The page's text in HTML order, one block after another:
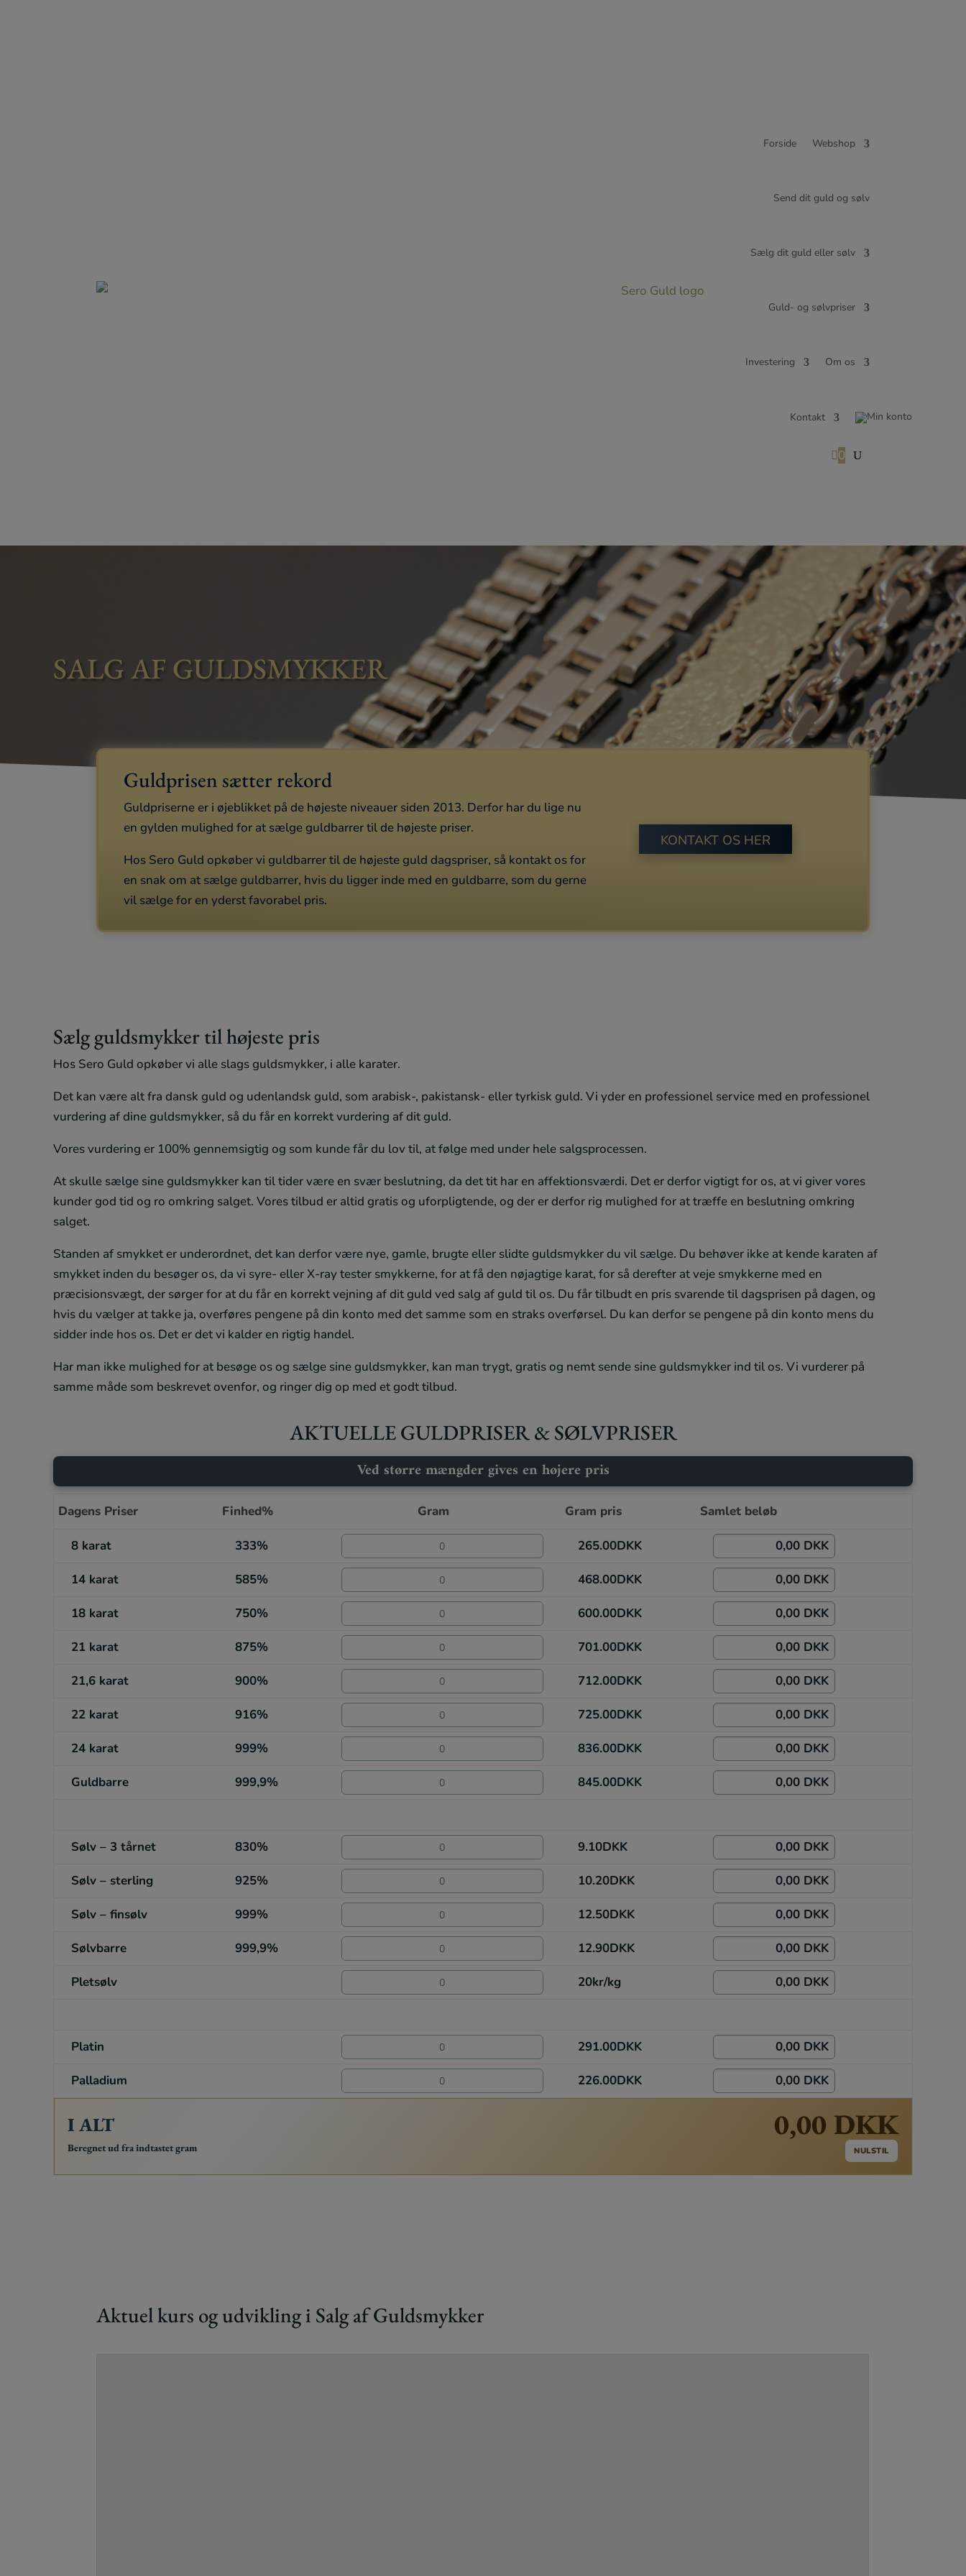
Forside Webshop
Send dit guld og sølv
Sælg dit guld eller sølv
Guld- og sølvpriser
Investering Om os
Kontakt
0
SALG AF GULDSMYKKER
Guldprisen sætter rekord
Guldpriserne er i øjeblikket på de højeste niveauer siden 2013. Derfor har du lige nu
en gylden mulighed for at sælge guldbarrer til de højeste priser.
Hos Sero Guld opkøber vi guldbarrer til de højeste guld dagspriser, så kontakt os for
en snak om at sælge guldbarrer, hvis du ligger inde med en guldbarre, som du gerne
vil sælge for en yderst favorabel pris.
KONTAKT OS HER
Sælg guldsmykker til højeste pris
Hos Sero Guld opkøber vi alle slags guldsmykker, i alle karater.
Det kan være alt fra dansk guld og udenlandsk guld, som arabisk-, pakistansk- eller tyrkisk guld. Vi yder en professionel service med en professionel
vurdering af dine guldsmykker, så du får en korrekt vurdering af dit guld.
Vores vurdering er 100% gennemsigtig og som kunde får du lov til, at følge med under hele salgsprocessen.
At skulle sælge sine guldsmykker kan til tider være en svær beslutning, da det tit har en affektionsværdi. Det er derfor vigtigt for os, at vi giver vores
kunder god tid og ro omkring salget. Vores tilbud er altid gratis og uforpligtende, og der er derfor rig mulighed for at træffe en beslutning omkring
salget.
Standen af smykket er underordnet, det kan derfor være nye, gamle, brugte eller slidte guldsmykker du vil sælge. Du behøver ikke at kende karaten af
smykket inden du besøger os, da vi syre- eller X-ray tester smykkerne, for at få den nøjagtige karat, for så derefter at veje smykkerne med en
præcisionsvægt, der sørger for at du får en korrekt vejning af dit guld ved salg af guld til os. Du får tilbudt en pris svarende til dagsprisen på dagen, og
hvis du vælger at takke ja, overføres pengene på din konto med det samme som en straks overførsel. Du kan derfor se pengene på din konto mens du
sidder inde hos os. Det er det vi kalder en rigtig handel.
Har man ikke mulighed for at besøge os og sælge sine guldsmykker, kan man trygt, gratis og nemt sende sine guldsmykker ind til os. Vi vurderer på
samme måde som beskrevet ovenfor, og ringer dig op med et godt tilbud.
AKTUELLE GULDPRISER & SØLVPRISER
Ved større mængder gives en højere pris
Dagens Priser Finhed% Gram Gram pris Samlet beløb
8 karat 333% 265.00DKK 0,00 DKK
14 karat 585% 468.00DKK 0,00 DKK
18 karat 750% 600.00DKK 0,00 DKK
21 karat 875% 701.00DKK 0,00 DKK
21,6 karat 900% 712.00DKK 0,00 DKK
22 karat 916% 725.00DKK 0,00 DKK
24 karat 999% 836.00DKK 0,00 DKK
Guldbarre 999,9% 845.00DKK 0,00 DKK
Sølv – 3 tårnet 830% 9.10DKK 0,00 DKK
Sølv – sterling 925% 10.20DKK 0,00 DKK
Sølv – finsølv 999% 12.50DKK 0,00 DKK
Sølvbarre 999,9% 12.90DKK 0,00 DKK
Pletsølv 20kr/kg 0,00 DKK
Platin 291.00DKK 0,00 DKK
Palladium 226.00DKK 0,00 DKK
I ALT
Beregnet ud fra indtastet gram
0,00 DKK
NULSTIL
Aktuel kurs og udvikling i Salg af Guldsmykker